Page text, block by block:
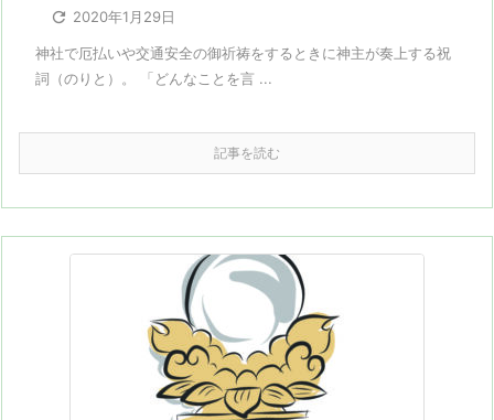
 2020年1月29日
神社で厄払いや交通安全の御祈祷をするときに神主が奏上する祝
詞（のりと）。 「どんなことを言 ...
記事を読む